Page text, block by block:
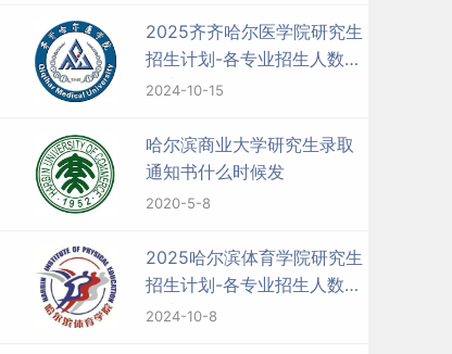
2025齐齐哈尔医学院研究生
招生计划-各专业招生人数是
多少
2024-10-15
哈尔滨商业大学研究生录取
通知书什么时候发
2020-5-8
2025哈尔滨体育学院研究生
招生计划-各专业招生人数是
多少
2024-10-8